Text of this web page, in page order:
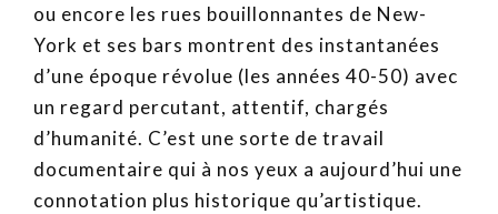
ou encore les rues bouillonnantes de New-
York et ses bars montrent des instantanées
d’une époque révolue (les années 40-50) avec
un regard percutant, attentif, chargés
d’humanité. C’est une sorte de travail
documentaire qui à nos yeux a aujourd’hui une
connotation plus historique qu’artistique.